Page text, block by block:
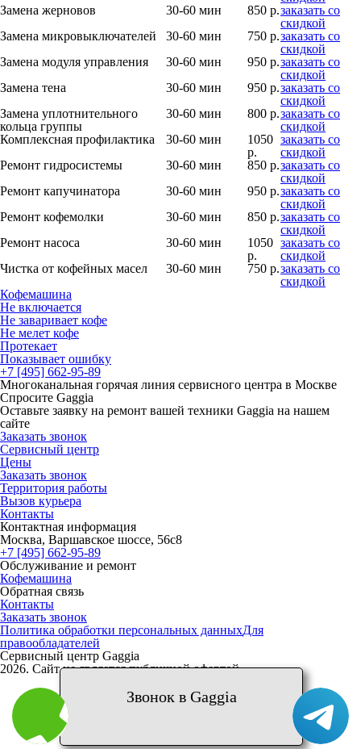
Замена жерновов
30-60 мин 850 р.заказать со
скидкой
Замена микровыключателей
30-60 мин 750 р.заказать со
скидкой
Замена модуля управления
30-60 мин 950 р.заказать со
скидкой
Замена тена
30-60 мин 950 р.заказать со
скидкой
Замена уплотнительного
кольца группы
30-60 мин 800 р.заказать со
скидкой
Комплексная профилактика
30-60 мин
1050
р.
заказать со
скидкой
Ремонт гидросистемы
30-60 мин 850 р.заказать со
скидкой
Ремонт капучинатора
30-60 мин 950 р.заказать со
скидкой
Ремонт кофемолки
30-60 мин 850 р.заказать со
скидкой
Ремонт насоса
30-60 мин
1050
р.
заказать со
скидкой
Чистка от кофейных масел
30-60 мин 750 р.заказать со
скидкой
Кофемашина
Не включается
Не заваривает кофе
Не мелет кофе
Протекает
Показывает ошибку
+7 [495] 662-95-89
Многоканальная горячая линия сервисного центра в Москве
Спросите Gaggia
Оставьте заявку на ремонт вашей техники Gaggia на нашем
сайте
Заказать звонок
Сервисный центр
Цены
Заказать звонок
Территория работы
Вызов курьера
Контакты
Контактная информация
Москва, Варшавское шоссе, 56с8
+7 [495] 662-95-89
Обслуживание и ремонт
Кофемашина
Обратная связь
Контакты
Заказать звонок
Политика обработки персональных данныхДля
правообладателей
Сервисный центр Gaggia
2026. Сайт не является публичной офертой
Звонок в Gaggia